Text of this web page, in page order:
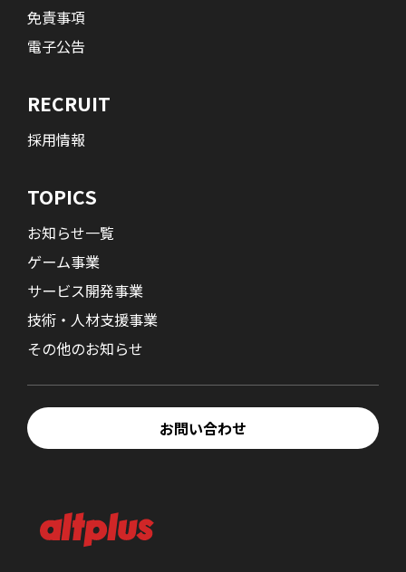
免責事項
電子公告
RECRUIT
採用情報
TOPICS
お知らせ一覧
ゲーム事業
サービス開発事業
技術・人材支援事業
その他のお知らせ
お問い合わせ